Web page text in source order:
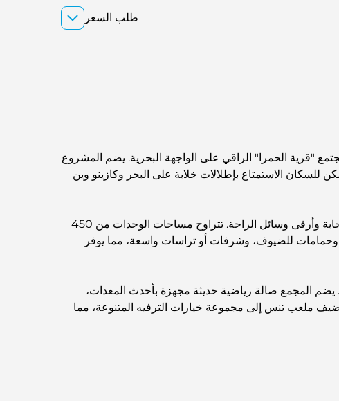
طلب السعر
"قرية الحمرا" الراقي على الواجهة البحرية. يضم المشروع
الاستمتاع بإطلالات خلابة على البحر وكازينو وين
صُممت الوحدات السكنية في "مارينا ريزيدنس" لتواكب أحدث صيحات الشقق السكنية، حيث تجمع بين الراحة والرحابة وأرقى وسائل الراحة. تتراوح مساحات الوحدات من 450
وحمامات للضيوف، وشرفات أو تراسات واسعة، مما يوفر
المجمع صالة رياضية حديثة مجهزة بأحدث المعدات،
ملعب تنس إلى مجموعة خيارات الترفيه المتنوعة، مما